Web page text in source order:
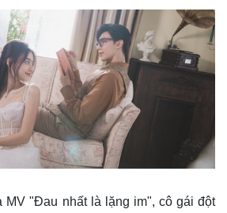
MV "Đau nhất là lặng im", cô gái đột